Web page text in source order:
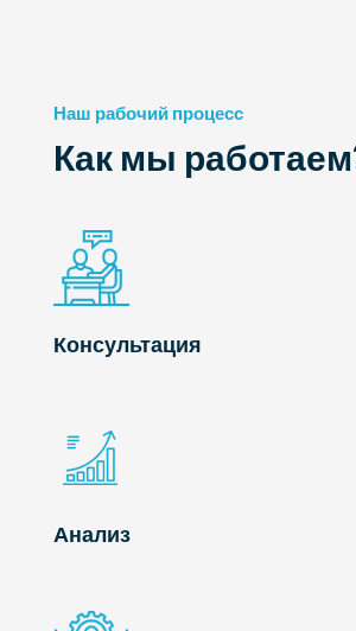
Наш рабочий процесс
Как мы
Консультация
Анализ